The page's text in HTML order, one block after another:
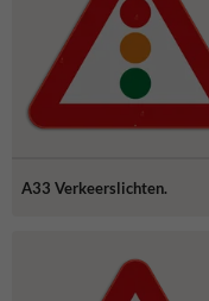
A33 Verkeerslichten.